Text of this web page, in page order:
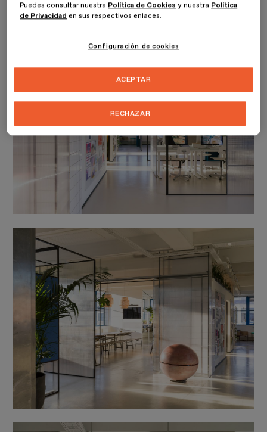
Puedes consultar nuestra Política de Cookies y nuestra Política
de Privacidad en sus respectivos enlaces.
Configuración de cookies
RECHAZAR
ACEPTAR